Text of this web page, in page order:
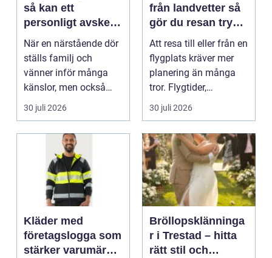
så kan ett
personligt avsked
formas
När en närstående dör
ställs familj och
vänner inför många
känslor, men också
praktiska beslut. En b...
30 juli 2026
från landvetter så
gör du resan trygg
och smidig
Att resa till eller från en
flygplats kräver mer
planering än många
tror. Flygtider,
packning, säker...
30 juli 2026
Kläder med
företagslogga som
stärker varumärket
Bröllopsklänninga
r i Trestad – hitta
rätt stil och